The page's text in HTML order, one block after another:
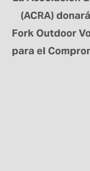
(ACRA)
Fork Outdoor
para el